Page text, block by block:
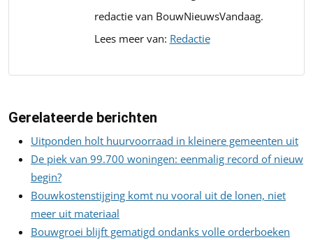
redactie van BouwNieuwsVandaag.
Lees meer van: Redactie
Gerelateerde berichten
Uitponden holt huurvoorraad in kleinere gemeenten uit
De piek van 99.700 woningen: eenmalig record of nieuw
begin?
Bouwkostenstijging komt nu vooral uit de lonen, niet
meer uit materiaal
Bouwgroei blijft gematigd ondanks volle orderboeken